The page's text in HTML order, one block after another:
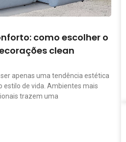
como escolher o
clean
apenas uma tendência estética
estilo de vida. Ambientes mais
trazem uma